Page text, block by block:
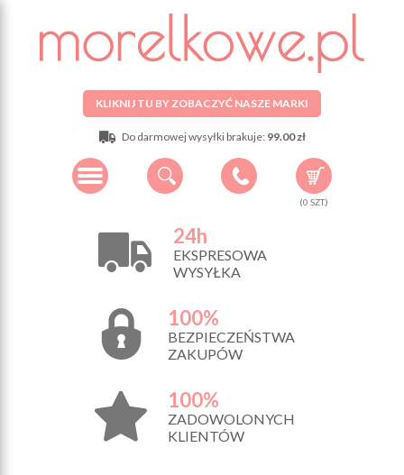
KLIKNIJ TU BY ZOBACZYĆ NASZE MARKI
Do darmowej wysyłki brakuje: 99.00 zł
(0 SZT.)
24h
EKSPRESOWA
WYSYŁKA
100%
BEZPIECZEŃSTWA
ZAKUPÓW
100%
ZADOWOLONYCH
KLIENTÓW